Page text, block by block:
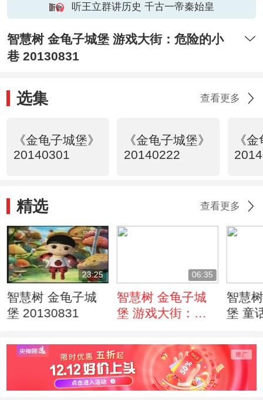
听王立群讲历史 千古一帝秦始皇
智慧树 金龟子城堡 游戏大街：危险的小
巷 20130831
选集 查看更多
《金龟子城堡》
20140301
《金龟子城堡》
20140222
《
精选 查看更多
23:25
智慧树 金龟子城
堡 20130831
06:35
智慧树 金龟子城
堡 游戏大街：危
20130831
智慧
堡 童
友们